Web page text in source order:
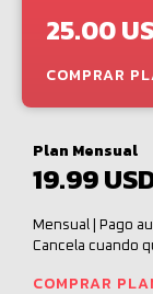
25.00
COMPRAR
Plan Mensual
19.99
Mensual | Pago
Cancela cuando
COMPRAR